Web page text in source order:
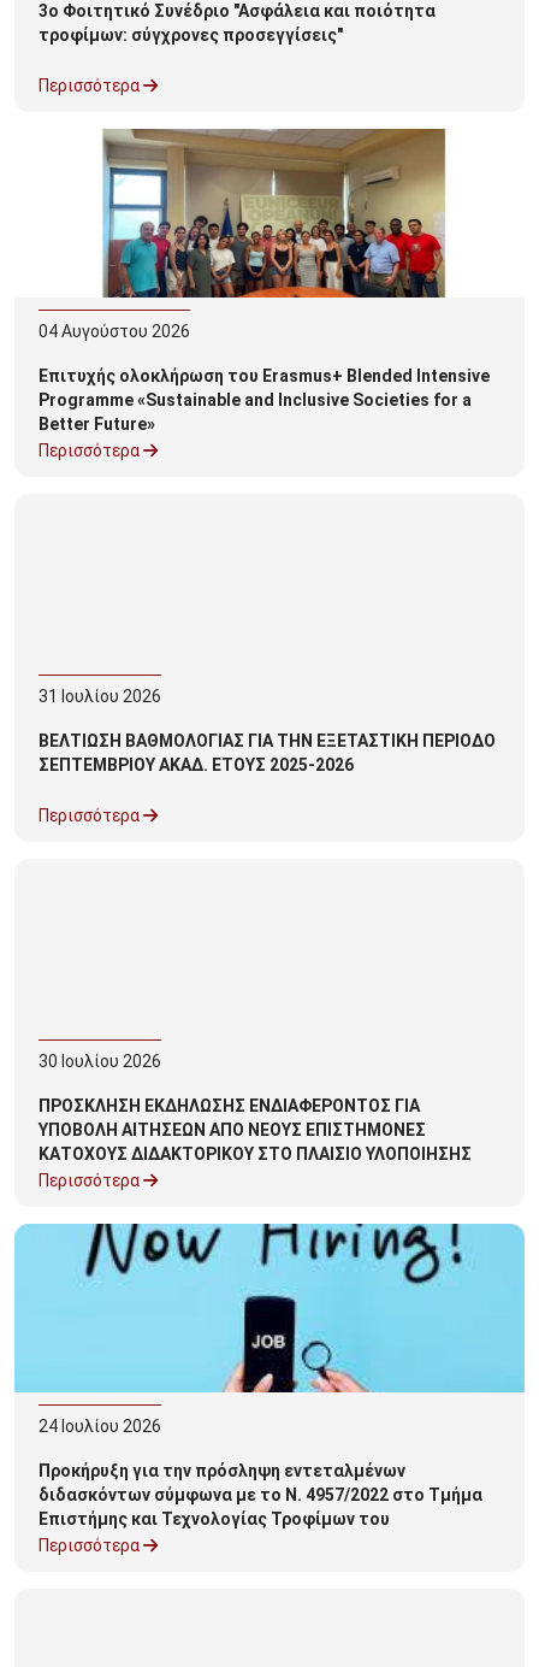
3o Φοιτητικό Συνέδριο "Ασφάλεια και ποιότητα
τροφίμων: σύγχρονες προσεγγίσεις"
Περισσότερα
04Αυγούστου 2026
Επιτυχής ολοκλήρωση του Erasmus+ Blended Intensive
Programme «Sustainable and Inclusive Societies for a
Better Future»
Περισσότερα
31 Ιουλίου 2026
ΒΕΛΤΙΩΣΗ ΒΑΘΜΟΛΟΓΙΑΣ ΓΙΑ ΤΗΝ ΕΞΕΤΑΣΤΙΚΗ ΠΕΡΙΟΔΟ
ΣΕΠΤΕΜΒΡΙΟΥ ΑΚΑΔ. ΕΤΟΥΣ 2025-2026
Περισσότερα
30 Ιουλίου 2026
ΠΡΟΣΚΛΗΣΗ ΕΚΔΗΛΩΣΗΣ ΕΝΔΙΑΦΕΡΟΝΤΟΣ ΓΙΑ
ΥΠΟΒΟΛΗ ΑΙΤΗΣΕΩΝ ΑΠΟ ΝΕΟΥΣ ΕΠΙΣΤΗΜΟΝΕΣ
ΚΑΤΟΧΟΥΣ ΔΙΔΑΚΤΟΡΙΚΟΥ ΣΤΟ ΠΛΑΙΣΙΟ ΥΛΟΠΟΙΗΣΗΣ
ΤΗΣ ΠΡΑΞΗΣ «ΑΠΟΚΤΗΣΗ ΑΚΑΔΗΜΑΪΚΗΣ ΔΙΔΑΚΤΙΚΗΣ
ΔΙΔΑΚΤΟΡΙΚΟΥ ΣΤΟ ΠΑΝΕΠΙΣΤΗΜΙΟ ΠΕΛΟΠΟΝΝΗΣΟΥ»
ΣΤΟ ΑΚΑΔΗΜΑΪΚΟ ΕΤΟΣ 2026-2027
Περισσότερα
24 Ιουλίου 2026
Προκήρυξη για την πρόσληψη εντεταλμένων
διδασκόντων σύμφωνα με το Ν. 4957/2022 στο Τμήμα
Επιστήμης και Τεχνολογίας Τροφίμων του
Πανεπιστημίου Πελοποννήσου για το ακαδημαϊκό έτος
Περισσότερα